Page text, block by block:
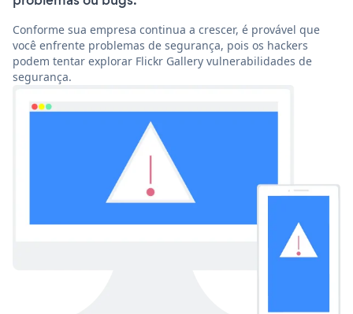
Conforme sua empresa continua a crescer, é provável que
você enfrente problemas de segurança, pois os hackers
podem tentar explorar Flickr Gallery vulnerabilidades de
segurança.